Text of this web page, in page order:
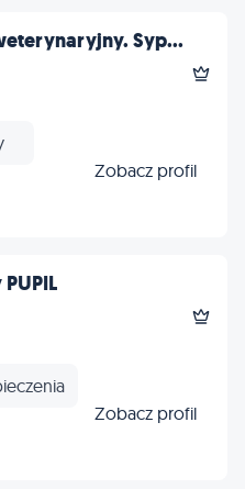
Syp...
Zobacz profil
Zobacz profil